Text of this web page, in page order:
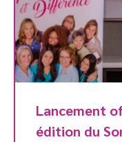
Lancement
édition du